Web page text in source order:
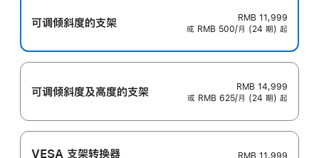
可调倾斜度的支架
RMB 11,999
或 RMB 500/月 (24 期) 起
可调倾斜度及高‍度的支‍架
RMB 14,999
或 RMB 625/月 (24 期) 起
VESA 支架转换器
RMB 11,999